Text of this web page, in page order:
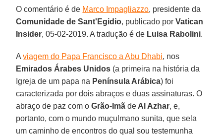
O comentário é de Marco Impagliazzo, presidente da
Comunidade de Sant'Egidio, publicado porVatican
Insider, 05-02-2019. A tradução é de Luisa Rabolini.
Aviagem do Papa Francisco a Abu Dhabi, nos
Emirados Árabes Unidos (a primeira na história da
Igreja de um papa na Península Arábica) foi
caracterizada por dois abraços e duas assinaturas. O
abraço de paz com oGrão-Imã de Al Azhar, e,
portanto, com o mundo muçulmano sunita, que sela
um caminho de encontros do qual sou testemunha